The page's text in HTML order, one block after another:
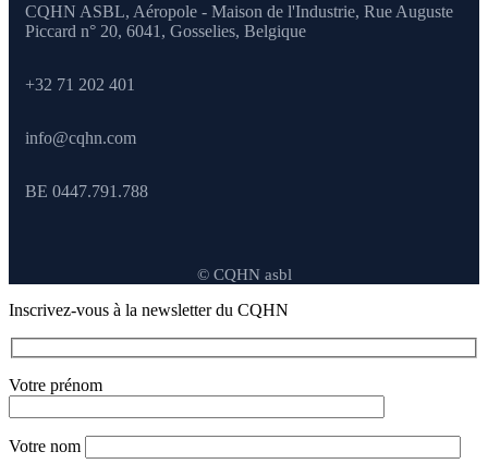
CQHN ASBL, Aéropole - Maison de l'Industrie, Rue Auguste
Piccard n° 20, 6041, Gosselies, Belgique
+32 71 202 401
info@cqhn.com
BE 0447.791.788
© CQHN asbl
Inscrivez-vous à la newsletter du CQHN
Votre prénom
Votre nom